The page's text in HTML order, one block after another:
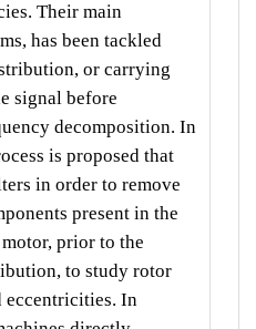
Their main
has been tackled
or carrying
signal before
decomposition. In
is proposed that
in order to remove
present in the
prior to the
to study rotor
eccentricities. In